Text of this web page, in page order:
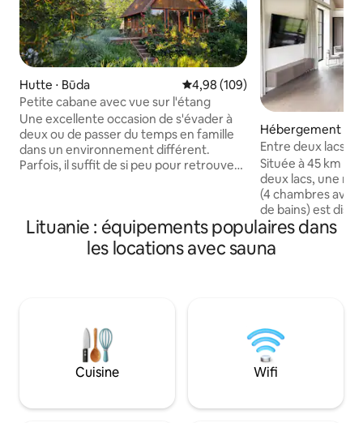
Hutte ⋅ Būda Évaluation moyenne sur la
4,98 (109)
Petite cabane avec vue sur l'étang
Une excellente occasion de s'évader à
deux ou de passer du temps en famille
dans un environnement différent.
Parfois, il suffit de si peu pour retrouver
particularité est que tout est fait pour
nous-mêmes, l'espace est entouré de
plantations de cassis non pulvérisées,
Des alpagas vivent dans la ferme :) Pour
les fêtes personnelles dans le dôme -
renseignez-vous.
Hébergement ⋅
Entre deux lacs
Située à 45 km
deux lacs, une
(4 chambres avec
de bains) est
voyageurs ont
jacuzzi, un baby-
beach-volley, un
désireux de
les loisirs. Le
et, dans une
les hôtes, qui ont
Lituanie : équipements populaires dans
les locations avec sauna
Cuisine Wifi